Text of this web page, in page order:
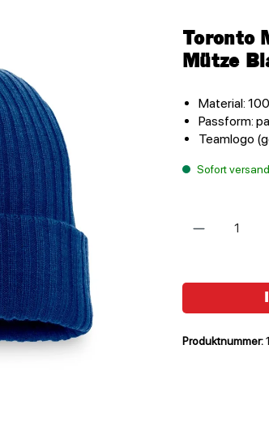
Toronto
Mütze
Material:
Passform:
Teamlogo
Sofort
Produktnummer: